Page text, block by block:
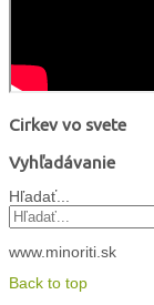
Cirkev vo svete
Vyhľadávanie
Hľadať...
www.minoriti.sk
Back to top